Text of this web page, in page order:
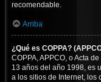
recomendable.
Arriba
¿Qué es COPPA?
COPPA, APPCO, o Acta
13 años del año 1998, es
a los sitios de Internet, los